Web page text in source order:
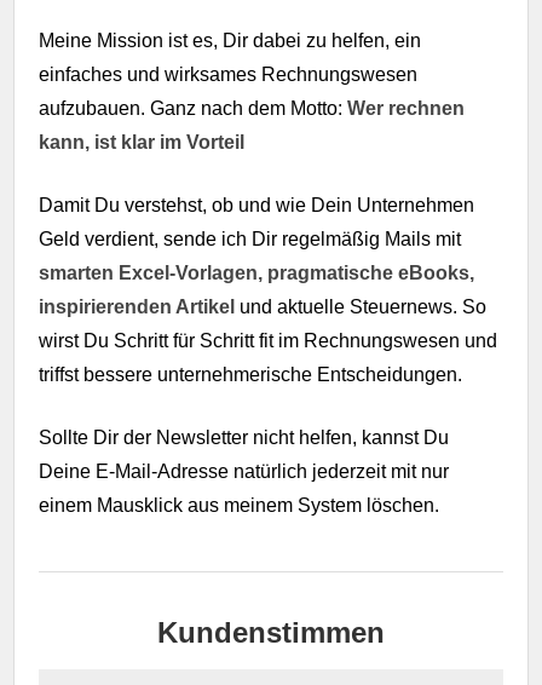
Meine Mission ist es, Dir dabei zu helfen, ein
einfaches und wirksames Rechnungswesen
aufzubauen. Ganz nach dem Motto:Wer rechnen
kann, ist klar im Vorteil
Damit Du verstehst, ob und wie Dein Unternehmen
Geld verdient, sende ich Dir regelmäßig Mails mit
smarten Excel-Vorlagen, pragmatische eBooks,
inspirierenden Artikel und aktuelle Steuernews. So
wirst Du Schritt für Schritt fit im Rechnungswesen und
triffst bessere unternehmerische Entscheidungen.
Sollte Dir der Newsletter nicht helfen, kannst Du
Deine E-Mail-Adresse natürlich jederzeit mit nur
einem Mausklick aus meinem System löschen.
Kundenstimmen